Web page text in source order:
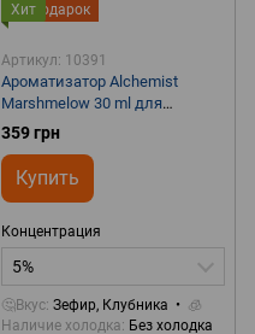
Подарок
Хит
Артикул: 10391
Ароматизатор Alchemist
Marshmelow 30 ml для
самозамеса
359 грн
Купить
Концентрация
5%
🤔Вкус Зефир, Клубника
🧊
Наличие холодка
Без холодка